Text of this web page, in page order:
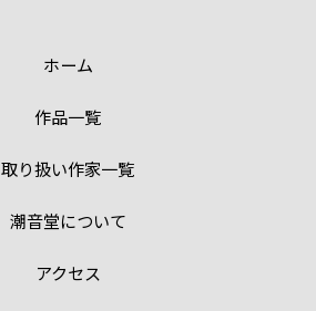
ホーム
作品一覧
取り扱い作家一覧
潮音堂について
アクセス